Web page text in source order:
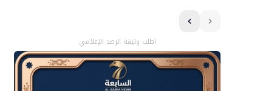
اطلب وثيقة الرصد الإعلامي